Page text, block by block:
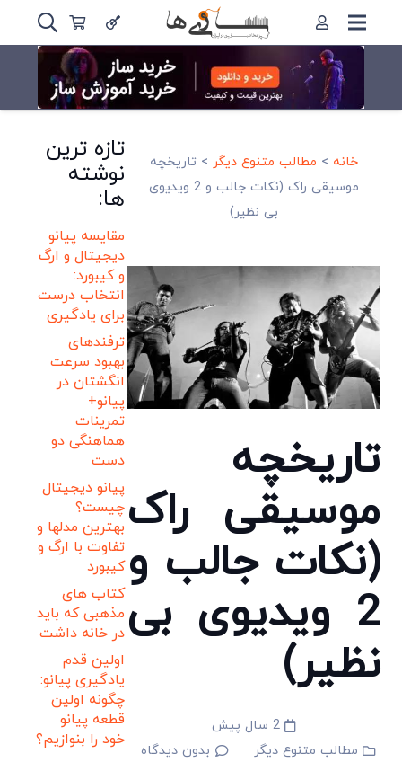
خانه > مطالب متنوع دیگر >تاریخچه
موسیقی راک (نکات جالب و 2 ویدیوی
بی نظیر)
تاریخچه
موسیقی راک
(نکات جالب و
2 ویدیوی بی
نظیر)
2 سال پیش
مطالب متنوع دیگر
بدون دیدگاه
تازه ترین
نوشته
ها:
مقایسه پیانو
دیجیتال و ارگ
و کیبورد:
انتخاب درست
برای یادگیری
ترفندهای
بهبود سرعت
انگشتان در
پیانو+
تمرینات
هماهنگی دو
دست
پیانو دیجیتال
چیست؟
بهترین مدلها و
تفاوت با ارگ و
کیبورد
کتاب های
مذهبی که باید
در خانه داشت
اولین قدم
یادگیری پیانو:
چگونه اولین
قطعه پیانو
خود را بنوازیم؟